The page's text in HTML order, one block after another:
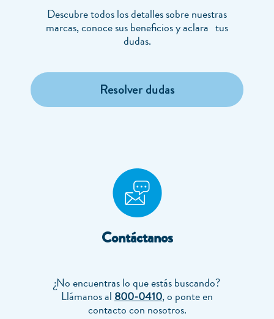
Descubre todos los detalles sobre nuestras
marcas, conoce sus beneficios y aclara tus
dudas.
Resolver dudas
Contáctanos
¿No encuentras lo que estás buscando?
Llámanos al800-0410, o ponte en
contacto con nosotros.